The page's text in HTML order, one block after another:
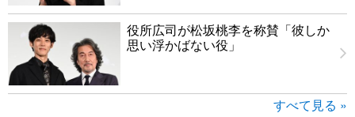
役所広司が松坂桃李を称賛「彼しか
思い浮かばない役」
すべて見る »